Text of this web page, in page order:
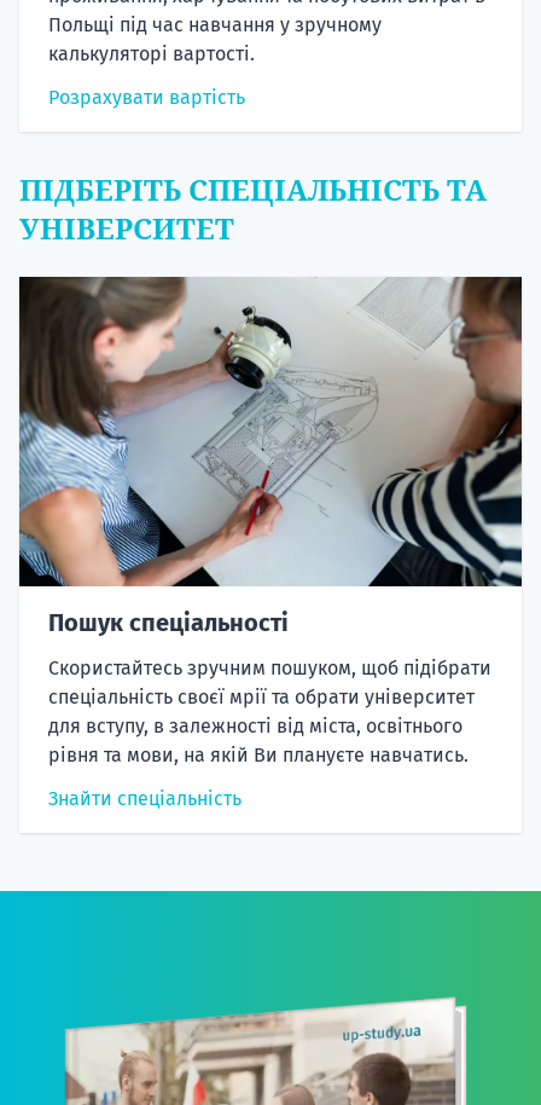
Польщі під час навчання у зручному
калькуляторі вартості.
Розрахувати вартість
ПІДБЕРІТЬ СПЕЦІАЛЬНІСТЬ ТА
УНІВЕРСИТЕТ
Пошук спеціальності
Скористайтесь зручним пошуком, щоб підібрати
спеціальність своєї мрії та обрати університет
для вступу, в залежності від міста, освітнього
рівня та мови, на якій Ви плануєте навчатись.
Знайти спеціальність